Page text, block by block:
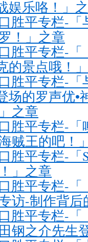
娱乐咯！」
口胜平专栏-
！」之章
胜平专栏-
的景点哦！
胜平专栏-
场的罗声优•
之章
口胜平专栏-
贼王的吧！
胜平专栏-
」之章
胜平专栏-
访-制作背
胜平专栏-
钢之介先生